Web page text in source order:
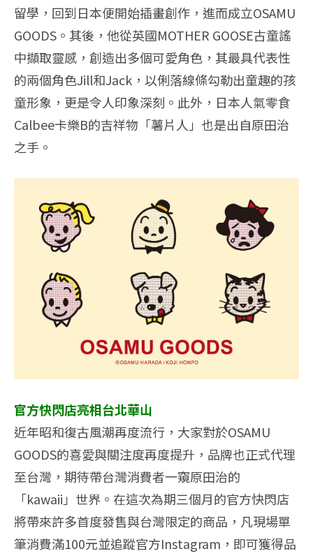
留學，回到日本便開始插畫創作，進而成立OSAMU
GOODS。其後，他從英國MOTHER GOOSE古童謠
中擷取靈感，創造出多個可愛角色，其最具代表性
的兩個角色Jill和Jack，以俐落線條勾勒出童趣的孩
童形象，更是令人印象深刻。此外，日本人氣零食
Calbee卡樂B的吉祥物「薯片人」也是出自原田治
之手。
官方快閃店亮相台北華山
近年昭和復古風潮再度流行，大家對於OSAMU
GOODS的喜愛與關注度再度提升，品牌也正式代理
至台灣，期待帶台灣消費者一窺原田治的
「kawaii」世界。在這次為期三個月的官方快閃店
將帶來許多首度發售與台灣限定的商品，凡現場單
筆消費滿100元並追蹤官方Instagram，即可獲得品